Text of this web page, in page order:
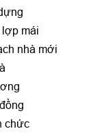
lợp mái
nhà mới
chức